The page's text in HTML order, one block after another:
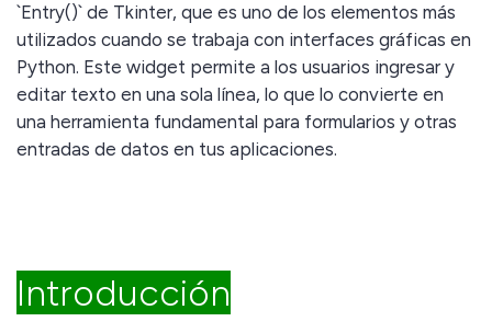
`Entry()` de Tkinter, que es uno de los elementos más
utilizados cuando se trabaja con interfaces gráficas en
Python. Este widget permite a los usuarios ingresar y
editar texto en una sola línea, lo que lo convierte en
una herramienta fundamental para formularios y otras
entradas de datos en tus aplicaciones.
Introducción